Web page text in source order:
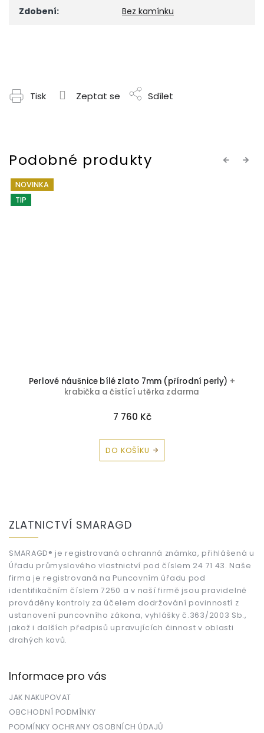
Zdobení: Bez kamínku
Tisk Zeptat se Sdílet
Previous
NOVINKA
TIP
Perlové náušnice bílé zlato 7mm (přírodní perly) +
krabička a čistící utěrka zdarma
7 760 Kč
DO KOŠÍKU
Next
ZLATNICTVÍ SMARAGD
SMARAGD® je registrovaná ochranná známka, přihlášená u
Úřadu průmyslového vlastnictví pod číslem 24 71 43. Naše
firma je registrovaná na Puncovním úřadu pod
identifikačním číslem 7250 a v naší firmě jsou pravidelně
prováděny kontroly za účelem dodržování povinností z
ustanovení puncovního zákona, vyhlášky č.363/2003 Sb.,
jakož i dalších předpisů upravujících činnost v oblasti
drahých kovů.
Informace pro vás
JAK NAKUPOVAT
OBCHODNÍ PODMÍNKY
PODMÍNKY OCHRANY OSOBNÍCH ÚDAJŮ